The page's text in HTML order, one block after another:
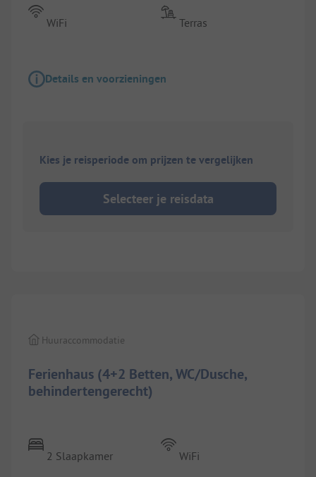
WiFi Terras
Details en voorzieningen
Kies je reisperiode om prijzen te vergelijken
Selecteer je reisdata
Ferienhaus (4+2 Betten, WC/Dusche,
behindertengerecht)
Huuraccommodatie
2 Slaapkamer WiFi